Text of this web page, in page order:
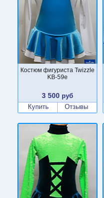
Костюм фигуриста Twizzle
KB-59e
3 500руб
Купить
Отзывы